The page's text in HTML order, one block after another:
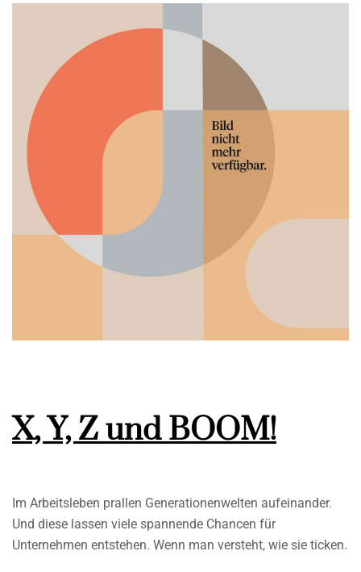
X, Y, Z und BOOM!
Im Arbeitsleben prallen Generationenwelten aufeinander.
Und diese lassen viele spannende Chancen für
Unternehmen entstehen. Wenn man versteht, wie sie ticken.